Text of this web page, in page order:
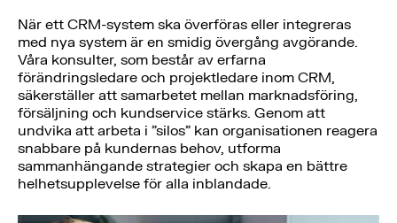
När ett CRM-system ska överföras eller integreras
med nya system är en smidig övergång avgörande.
Våra konsulter, som består av erfarna
förändringsledare och projektledare inom CRM,
säkerställer att samarbetet mellan marknadsföring,
försäljning och kundservice stärks. Genom att
undvika att arbeta i ”silos” kan organisationen reagera
snabbare på kundernas behov, utforma
sammanhängande strategier och skapa en bättre
helhetsupplevelse för alla inblandade.